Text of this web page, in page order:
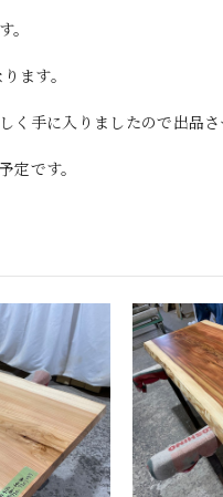
。
ます。
く手に入りましたので出品さ
定です。